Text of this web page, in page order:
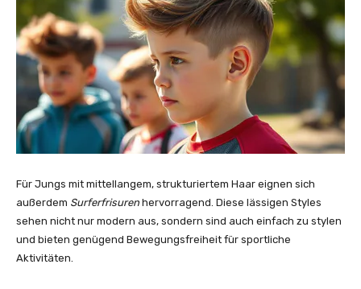
Für Jungs mit mittellangem, strukturiertem Haar eignen sich
außerdem Surferfrisuren hervorragend. Diese lässigen Styles
sehen nicht nur modern aus, sondern sind auch einfach zu stylen
und bieten genügend Bewegungsfreiheit für sportliche
Aktivitäten.